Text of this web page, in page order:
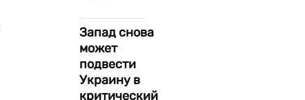
Запад снова
может
подвести
Украину в
критический